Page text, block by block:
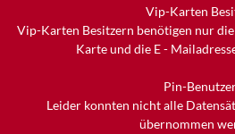
Vip-Karten
Vip-Karten Besitzern benötigen nur
Karte und die E -
Pin-
Leider konnten nicht alle
übernommen